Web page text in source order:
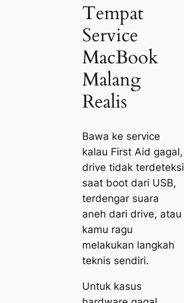
Tempat
Service
MacBook
Malang
Realis
Bawa ke service
kalau First Aid gagal,
drive tidak terdeteksi
saat boot dari USB,
terdengar suara
aneh dari drive, atau
kamu ragu
melakukan langkah
teknis sendiri.
Untuk kasus